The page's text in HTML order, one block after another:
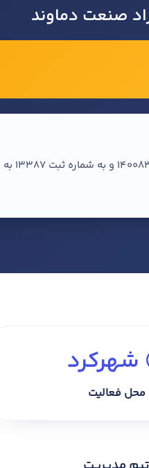
صنعت دماوند
آگهی
شهرکرد
محل فعالیت